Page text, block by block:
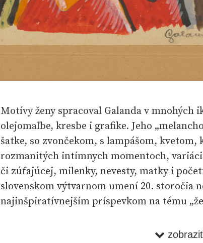
Motívy ženy spracoval Galanda v mnohých
olejomaľbe, kresbe i grafike. Jeho
šatke, so zvončekom, s lampášom,
rozmanitých intímnych momentoch,
či zúfajúcej, milenky, nevesty, matky i
slovenskom výtvarnom umení 20. storočia
najinšpiratívnejším príspevkom na tému
111 diel zo zbierok = works of